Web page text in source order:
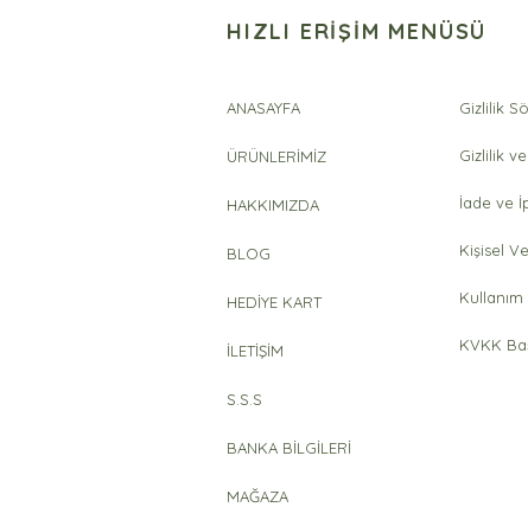
HIZLI ERİŞİM MENÜSÜ
ANASAYFA
ÜRÜNLERİMİZ
HAKKIMIZDA
BLOG
HEDİYE KART
İLETİŞİM
S.S.S
BANKA BİLGİLERİ
MAĞAZA
Gizlilik
Gizlilik
İade ve
Kişisel
Kullanım
KVKK